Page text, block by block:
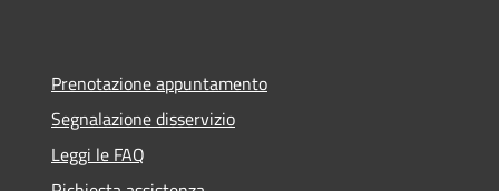
Prenotazione appuntamento
Segnalazione disservizio
Leggi le FAQ